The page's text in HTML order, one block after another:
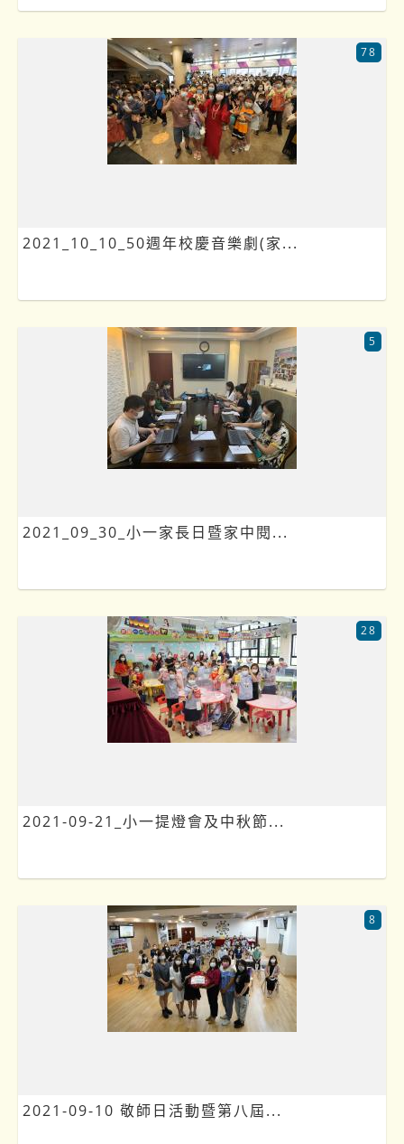
2021_10_10_50週年校慶音樂劇(家...
78
2021_09_30_小一家長日暨家中閱...
5
2021-09-21_小一提燈會及中秋節...
28
2021-09-10 敬師日活動暨第八屆...
8